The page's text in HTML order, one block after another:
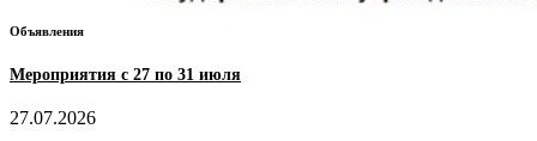
Объявления
Мероприятия с 27 по 31 июля
27.07.2026